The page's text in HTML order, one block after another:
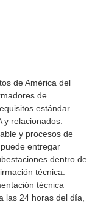
de América del
de
estándar
y relacionados.
y procesos de
entregar
dentro de
técnica.
técnica
las 24 horas del día,